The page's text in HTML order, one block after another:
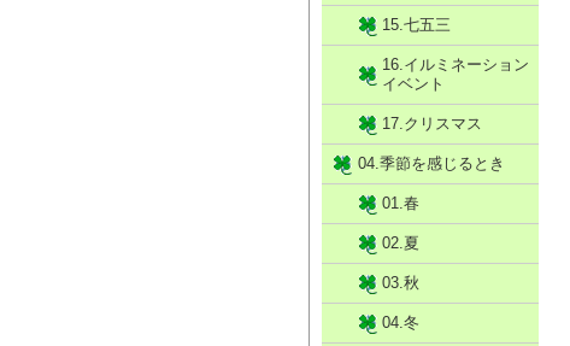
15.七五三
16.イルミネーション
イベント
17.クリスマス
04.季節を感じるとき
01.春
02.夏
03.秋
04.冬